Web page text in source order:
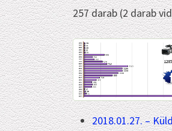
257 darab (2 darab
2018.01.27. –